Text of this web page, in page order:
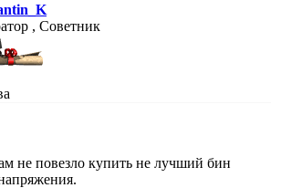
, Советник
не повезло купить не лучший бин